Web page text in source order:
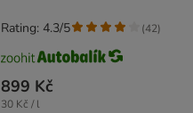
899 Kč
30 Kč / l
Rating: 4.3/5 (42)